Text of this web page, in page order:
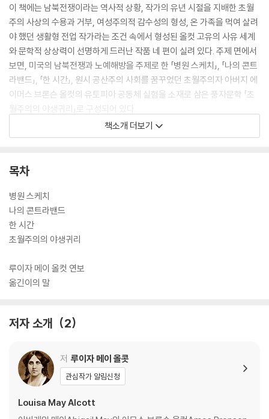
이 책에는 남북전쟁이라는 역사적 상황, 작가의 유년 시절을 지배한 초월
주의 사상의 수용과 거부, 여성주의적 감수성의 형성, 온 가족을 먹여 살려
야 했던 생활형 전업 작가라는 조건 속에서 형성된 올컷 고유의 사유 세계
와 문학적 상상력이 선명하게 드러난 작품 네 편이 실려 있다. 주제 면에서
보면, 미국의 남북전쟁과 노예해방을 주제로 한 「병원 스케치」, 「나의 콘트
라밴드」, 「한 시간」, 원시 공산주의 사회를 꿈꾸었던 초월주의자 아버지 에
이머스 브론슨 올컷의 유토피아 공동체 실험을 소재로 삼은 풍자문학 「초
월주의의 야생귀리」로 구성되어 있다.
비장하면서도 유쾌함을 잃지 않는 생생한 묘사로 독자를 역사의 현장 깊숙
자의 눈을 붙드는 대중문학인 동시에 노예해방과 살림의 정치라는 주제의
한 해방문학의 고전이다. 더불어 전공자의 깊이 있는 이해를 바탕으로 한
섬세한 번역과 꼼꼼한 해설은 작품 읽기를 한층 풍요롭게 해줄 것이다. 국
내 초역. 문학동네 인문 서가에 꽂힌 작가들―루이자 메이 올컷 선집 제2
권.
책소개 더보기
목차
병원 스케치
나의 콘트라밴드
한 시간
초월주의의 야생귀리
루이자 메이 올컷 연보
옮긴이의 말
저자 소개 2
저 루이자 메이 올콧
관심작가 알림신청
Louisa May Alcott